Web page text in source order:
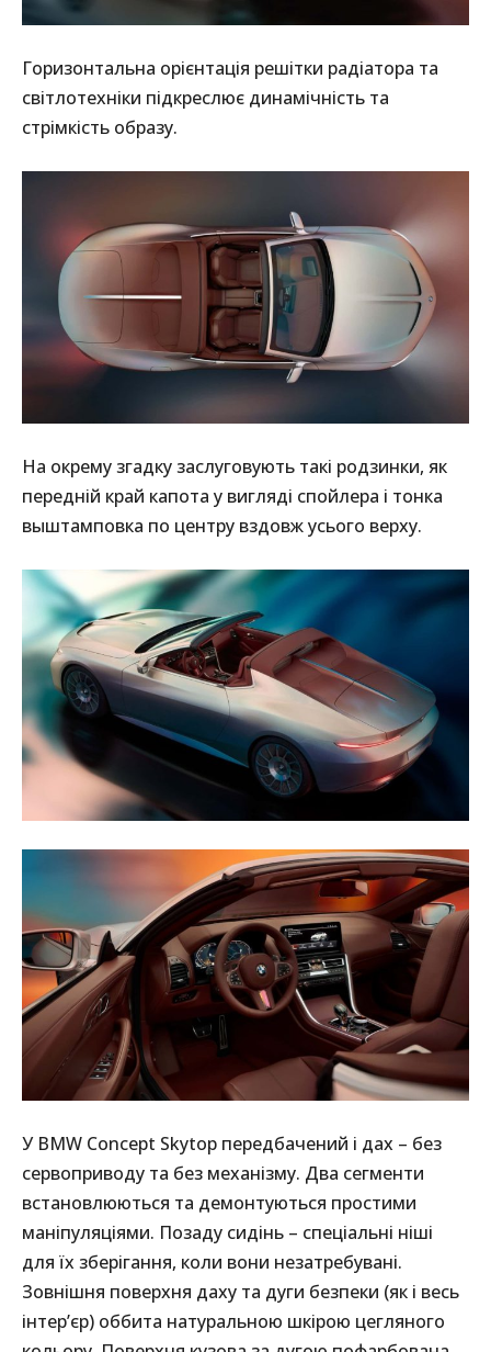
Горизонтальна орієнтація решітки радіатора та
світлотехніки підкреслює динамічність та
стрімкість образу.
На окрему згадку заслуговують такі родзинки, як
передній край капота у вигляді спойлера і тонка
выштамповка по центру вздовж усього верху.
У BMW Concept Skytop передбачений і дах – без
сервоприводу та без механізму. Два сегменти
встановлюються та демонтуються простими
маніпуляціями. Позаду сидінь – спеціальні ніші
для їх зберігання, коли вони незатребувані.
Зовнішня поверхня даху та дуги безпеки (як і весь
інтер’єр) оббита натуральною шкірою цегляного